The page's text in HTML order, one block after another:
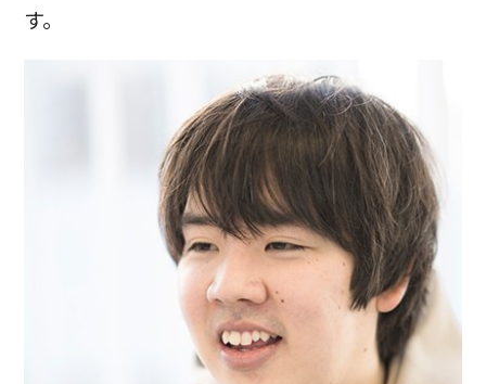
す。